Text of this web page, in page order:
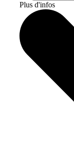
Plus d'infos